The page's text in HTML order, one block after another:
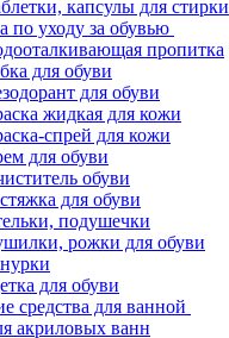
капсулы для стирки
по уходу за обувью
пропитка
для обуви
для обуви
жидкая для кожи
спрей для кожи
для обуви
обуви
для обуви
подушечки
рожки для обуви
для обуви
средства для ванной
акриловых ванн